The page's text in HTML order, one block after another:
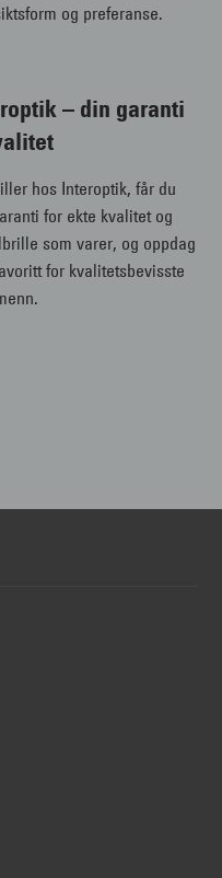
og preferanse.
– din garanti
hos Interoptik, får du
for ekte kvalitet og
som varer, og oppdag
for kvalitetsbevisste